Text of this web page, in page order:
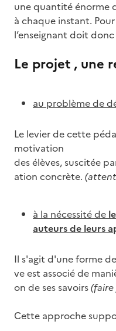
une quantité énorme
à chaque instant.
l’enseignant doit
Le projet , une
au problème de
Le levier de cette
motivation
des élèves, suscitée
ation concrète.
à la nécessité de
auteurs de leurs
Il s'agit d'une forme
ve est associé de
on de ses savoirs
Cette approche